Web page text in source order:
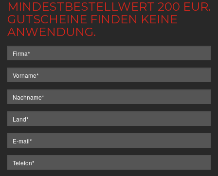
MINDESTBESTELLWERT 200 EUR.
GUTSCHEINE FINDEN KEINE
ANWENDUNG.